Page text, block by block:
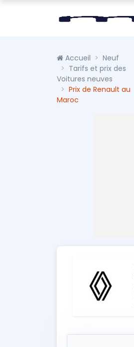
Accueil
Neuf
Tarifs et prix des
Voitures neuves
Prix de Renault au
Maroc